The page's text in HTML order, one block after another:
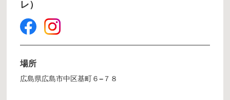
レ）
場所
広島県広島市中区基町６−７８